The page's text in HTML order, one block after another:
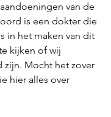
van de
is een dokter die
in het maken van dit
kijken of wij
zijn. Mocht het zover
hier alles over